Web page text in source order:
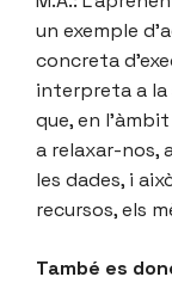
un exemple
concreta
interpreta a la
que, en
a relaxar-nos,
les dades, i
recursos, els
També es